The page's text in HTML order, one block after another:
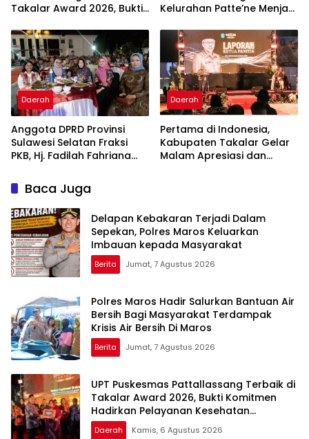
Takalar Award 2026, Bukti
Pelayanan Kesehatan
Berkualitas
Kelurahan Patte’ne Menjadi
2026
Daerah
Anggota DPRD Provinsi
Sulawesi Selatan Fraksi
PKB, Hj. Fadilah Fahriana
Takalar Menyalakan
Lentera Pengabdian
Melalui Malam Apresiasi
dan Inovasi Award 2026
Daerah
Pertama di Indonesia,
Kabupaten Takalar Gelar
Malam Apresiasi dan
Baca Juga
Delapan Kebakaran Terjadi Dalam
Sepekan, Polres Maros Keluarkan
Imbauan kepada Masyarakat
Berita Jumat, 7 Agustus 2026
Polres Maros Hadir Salurkan Bantuan Air
Bersih Bagi Masyarakat Terdampak
Krisis Air Bersih Di Maros
Berita Jumat, 7 Agustus 2026
UPT Puskesmas Pattallassang Terbaik di
Takalar Award 2026, Bukti Komitmen
Hadirkan Pelayanan Kesehatan
Berkualitas
Daerah Kamis, 6 Agustus 2026